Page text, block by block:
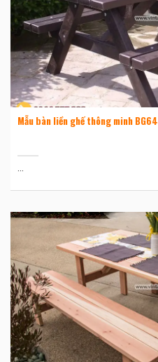
Mẫu bàn liền ghế thông minh BG64
...